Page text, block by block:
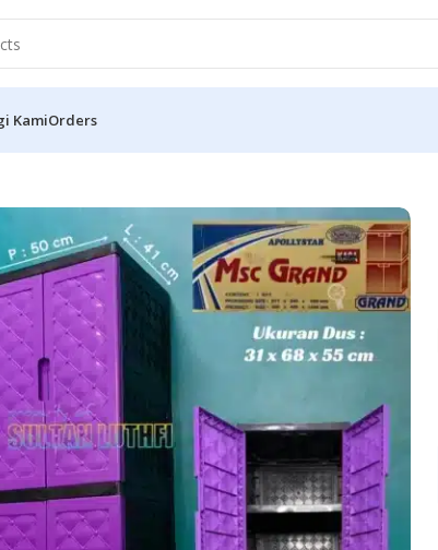
KamiOrders